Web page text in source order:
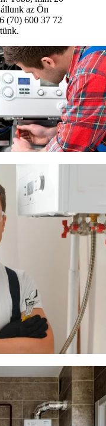
az Ön
(70) 600 37 72